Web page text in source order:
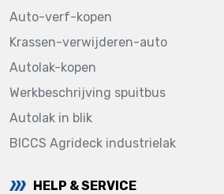
Auto-verf-kopen
Krassen-verwijderen-auto
Autolak-kopen
Werkbeschrijving spuitbus
Autolak in blik
BICCS Agrideck industrielak
HELP & SERVICE